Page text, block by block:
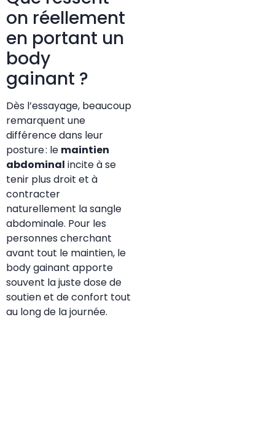
on réellement
en portant un
body
gainant ?
Dès l’essayage, beaucoup
remarquent une
différence dans leur
posture : le maintien
abdominal incite à se
tenir plus droit et à
contracter
naturellement la sangle
abdominale. Pour les
personnes cherchant
avant tout le maintien, le
body gainant apporte
souvent la juste dose de
soutien et de confort tout
au long de la journée.